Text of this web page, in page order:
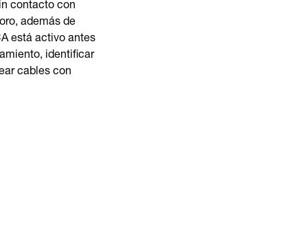
contacto con
además de
está activo antes
identificar
cables con